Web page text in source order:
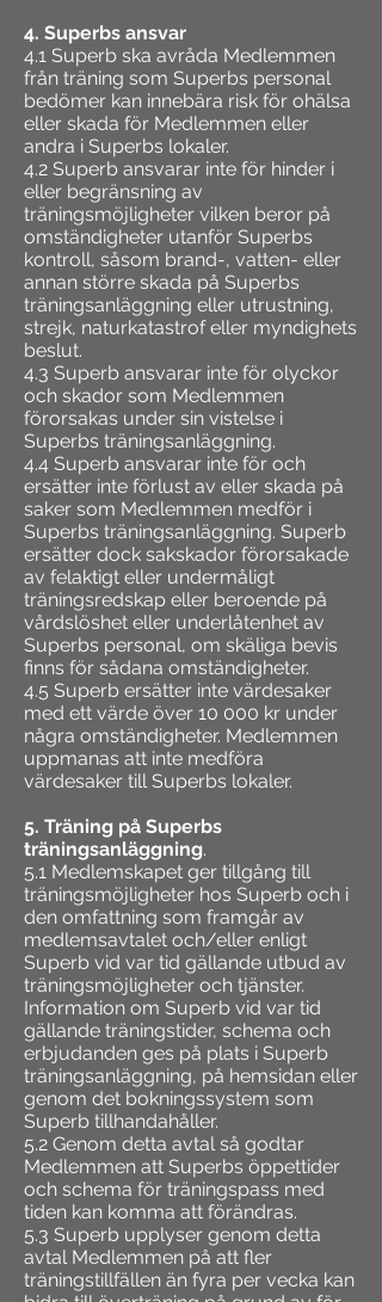
4. Superbs ansvar
4.1 Superb ska avråda Medlemmen
från träning som Superbs personal
bedömer kan innebära risk för ohälsa
eller skada för Medlemmen eller
andra i Superbs lokaler.
4.2 Superb ansvarar inte för hinder i
eller begränsning av
träningsmöjligheter vilken beror på
omständigheter utanför Superbs
kontroll, såsom brand-, vatten- eller
annan större skada på Superbs
träningsanläggning eller utrustning,
strejk, naturkatastrof eller myndighets
beslut.
4.3 Superb ansvarar inte för olyckor
och skador som Medlemmen
förorsakas under sin vistelse i
Superbs träningsanläggning.
4.4 Superb ansvarar inte för och
ersätter inte förlust av eller skada på
saker som Medlemmen medför i
Superbs träningsanläggning. Superb
ersätter dock sakskador förorsakade
av felaktigt eller undermåligt
träningsredskap eller beroende på
vårdslöshet eller underlåtenhet av
Superbs personal, om skäliga bevis
finns för sådana omständigheter.
4.5 Superb ersätter inte värdesaker
med ett värde över 10 000 kr under
några omständigheter. Medlemmen
uppmanas att inte medföra
värdesaker till Superbs lokaler.
5. Träning på Superbs
träningsanläggning.
5.1 Medlemskapet ger tillgång till
träningsmöjligheter hos Superb och i
den omfattning som framgår av
medlemsavtalet och/eller enligt
Superb vid var tid gällande utbud av
träningsmöjligheter och tjänster.
Information om Superb vid var tid
gällande träningstider, schema och
erbjudanden ges på plats i Superb
träningsanläggning, på hemsidan eller
genom det bokningssystem som
Superb tillhandahåller.
5.2 Genom detta avtal så godtar
Medlemmen att Superbs öppettider
och schema för träningspass med
tiden kan komma att förändras.
5.3 Superb upplyser genom detta
avtal Medlemmen på att fler
träningstillfällen än fyra per vecka kan